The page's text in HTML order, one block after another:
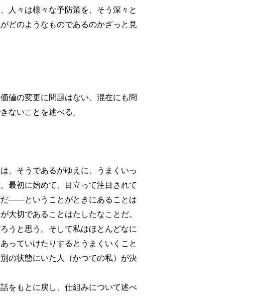
人々は様々な予防策を、そう深々と
どのようなものであるのかざっと見
値の変更に問題はない、混在にも問
ないことを述べる。
、そうであるがゆえに、うまくいっ
最初に始めて、目立って注目されて
――ということがときにあることは
大切であることはたしたなことだ。
うと思う。そして私はほとんどなに
っていけたりするとうまくいくこと
の状態にいた人（かつての私）が決
をもとに戻し、仕組みについて述べ